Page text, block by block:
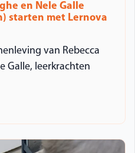
en Nele Galle
starten met Lernova
van Rebecca
Galle, leerkrachten